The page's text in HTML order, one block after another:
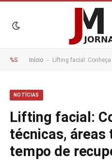
%S Início - Lifting facial: Conheça as
NOTÍCIAS
Lifting facial:
técnicas, áreas
tempo de